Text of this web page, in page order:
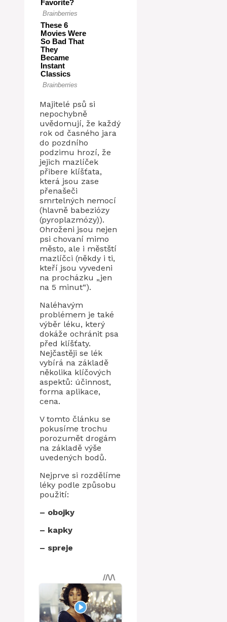
Majitelé psů si
nepochybně
uvědomují, že každý
rok od časného jara
do pozdního
podzimu hrozí, že
jejich mazlíček
přibere klíšťata,
která jsou zase
přenašeči
smrtelných nemocí
(hlavně babeziózy
(pyroplazmózy)).
Ohroženi jsou nejen
psi chovaní mimo
město, ale i městští
mazlíčci (někdy i ti,
kteří jsou vyvedeni
na procházku „jen
na 5 minut“).
Naléhavým
problémem je také
výběr léku, který
dokáže ochránit psa
před klíšťaty.
Nejčastěji se lék
vybírá na základě
několika klíčových
aspektů: účinnost,
forma aplikace,
cena.
V tomto článku se
pokusíme trochu
porozumět drogám
na základě výše
uvedených bodů.
Nejprve si rozdělíme
léky podle způsobu
použití:
– obojky
– kapky
– spreje